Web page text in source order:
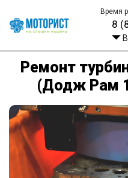
Время
8
Ремонт
(Додж Рам